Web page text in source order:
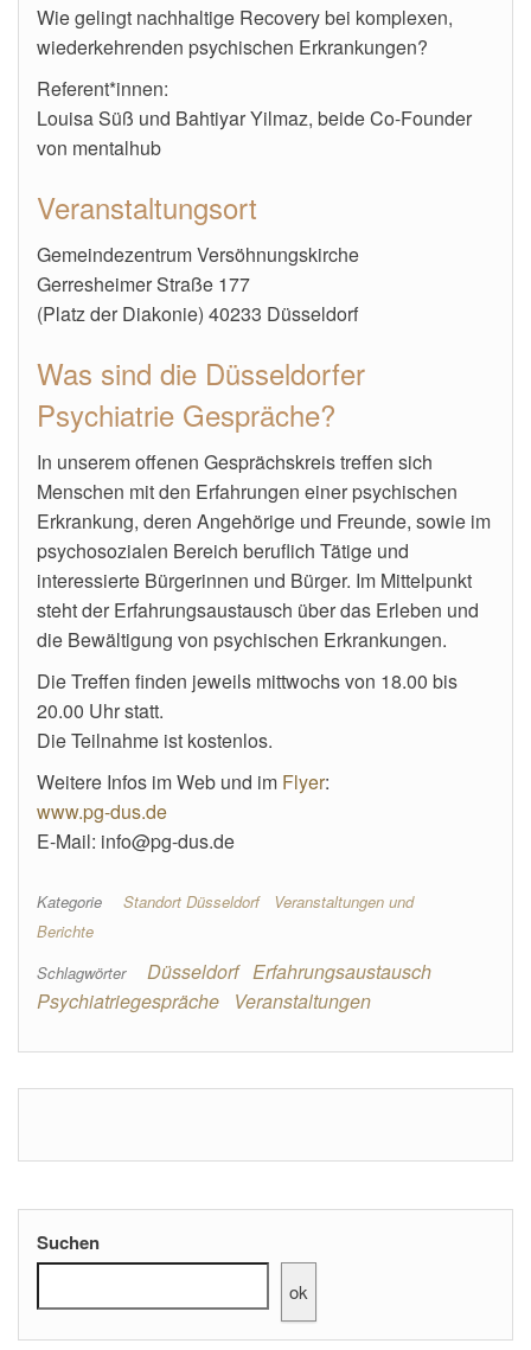
Wie gelingt nachhaltige Recovery bei komplexen,
wiederkehrenden psychischen Erkrankungen?
Referent*innen:
Louisa Süß und Bahtiyar Yilmaz, beide Co-Founder
von mentalhub
Veranstaltungsort
Gemeindezentrum Versöhnungskirche
Gerresheimer Straße 177
(Platz der Diakonie) 40233 Düsseldorf
Was sind die Düsseldorfer
Psychiatrie Gespräche?
In unserem offenen Gesprächskreis treffen sich
Menschen mit den Erfahrungen einer psychischen
Erkrankung, deren Angehörige und Freunde, sowie im
psychosozialen Bereich beruflich Tätige und
interessierte Bürgerinnen und Bürger. Im Mittelpunkt
steht der Erfahrungsaustausch über das Erleben und
die Bewältigung von psychischen Erkrankungen.
Die Treffen finden jeweils mittwochs von 18.00 bis
20.00 Uhr statt.
Die Teilnahme ist kostenlos.
Weitere Infos im Web und im Flyer:
www.pg-dus.de
E-Mail: info@pg-dus.de
Kategorie Standort Düsseldorf
Veranstaltungen und
Berichte
Schlagwörter
Düsseldorf Erfahrungsaustausch
Psychiatriegespräche
Veranstaltungen
Suchen
ok